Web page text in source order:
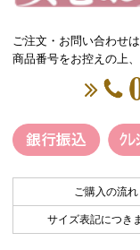
ご注文・お問い合わせ
商品番号をお控えの上
ご購入の流れ
サイズ表記につき